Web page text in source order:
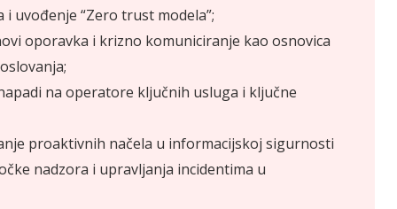
uvođenje “Zero trust modela”;
oporavka i krizno komuniciranje kao osnovica
na operatore ključnih usluga i ključne
proaktivnih načela u informacijskoj sigurnosti
nadzora i upravljanja incidentima u